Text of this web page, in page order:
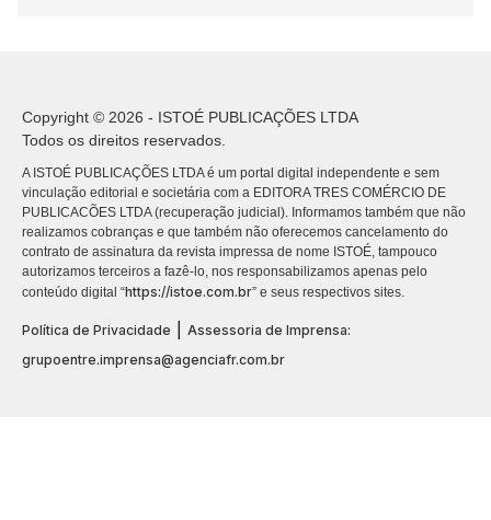
Copyright © 2026 - ISTOÉ PUBLICAÇÕES LTDA
Todos os direitos reservados.
A ISTOÉ PUBLICAÇÕES LTDA é um portal digital independente e sem
vinculação editorial e societária com a EDITORA TRES COMÉRCIO DE
PUBLICACÕES LTDA (recuperação judicial). Informamos também que não
realizamos cobranças e que também não oferecemos cancelamento do
contrato de assinatura da revista impressa de nome ISTOÉ, tampouco
autorizamos terceiros a fazê-lo, nos responsabilizamos apenas pelo
conteúdo digital “https://istoe.com.br” e seus respectivos sites.
Política de Privacidade
Assessoria de Imprensa:
grupoentre.imprensa@agenciafr.com.br